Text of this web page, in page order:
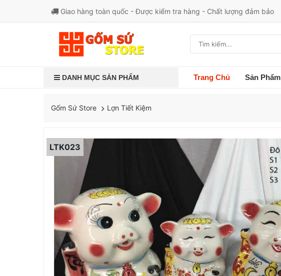
Giao hàng toàn quốc - Được kiểm tra hàng - Chất lượng đảm bảo
DANH MỤC SẢN PHẨM Trang Chủ Sản Phẩm
Gốm Sứ Store Lợn Tiết Kiệm
LTK023